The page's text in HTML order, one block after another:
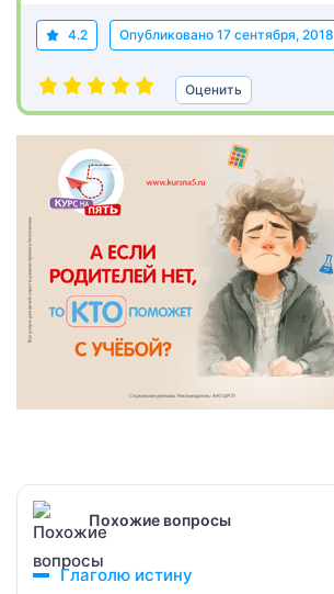
4.2 Опубликовано 17 сентября, 2018
Оценить
Похожие вопросы
Глаголю истину